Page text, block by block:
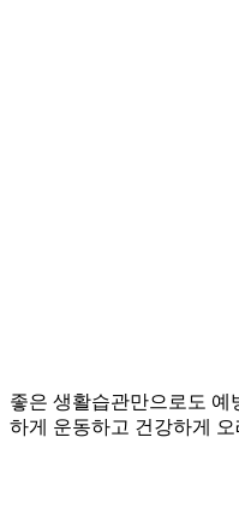
좋은 생활습관만으로도
하게 운동하고 건강하게